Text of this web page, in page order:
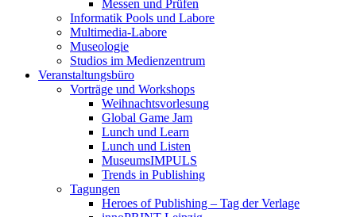
Messen und Prüfen
Informatik Pools und Labore
Multimedia-Labore
Museologie
Studios im Medienzentrum
Veranstaltungsbüro
Vorträge und Workshops
Weihnachtsvorlesung
Global Game Jam
Lunch und Learn
Lunch und Listen
MuseumsIMPULS
Trends in Publishing
Tagungen
Heroes of Publishing – Tag der Verlage